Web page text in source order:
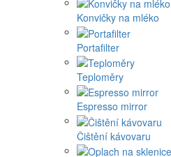
Konvičky na mléko
Portafilter
Teploměry
Espresso mirror
Čištění kávovaru